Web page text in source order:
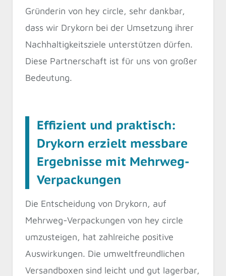
Gründerin von hey circle, sehr dankbar,
dass wir Drykorn bei der Umsetzung ihrer
Nachhaltigkeitsziele unterstützen dürfen.
Diese Partnerschaft ist für uns von großer
Bedeutung.
Effizient und praktisch:
Drykorn erzielt messbare
Ergebnisse mit Mehrweg-
Verpackungen
Die Entscheidung von Drykorn, auf
Mehrweg-Verpackungen von hey circle
umzusteigen, hat zahlreiche positive
Auswirkungen. Die umweltfreundlichen
Versandboxen sind leicht und gut lagerbar,